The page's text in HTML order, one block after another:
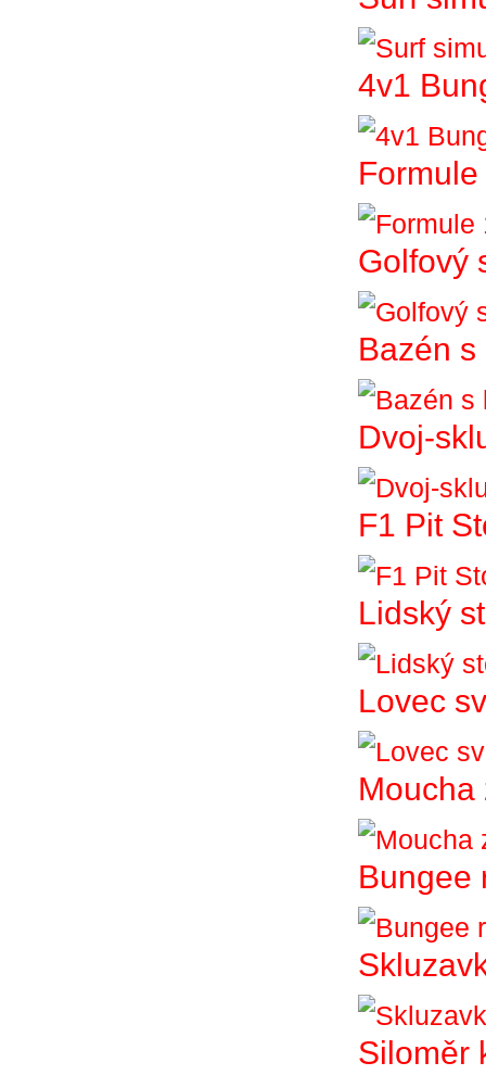
4v1
Golfový
Bazén
Dvoj-
F1 Pit
Lidský
Lovec
Moucha
Bungee
Siloměr